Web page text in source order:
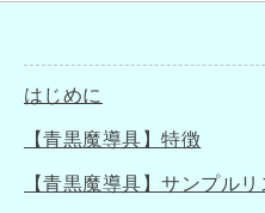
はじめに
【青黒魔導具】特徴
【青黒魔導具】サンプルリ